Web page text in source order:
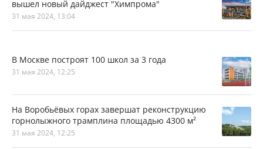
вышел новый дайджест "Химпрома"
31 мая 2024, 13:04
В Москве построят 100 школ за 3 года
31 мая 2024, 12:25
На Воробьёвых горах завершат реконструкцию
горнолыжного трамплина площадью 4300 м²
31 мая 2024, 12:25